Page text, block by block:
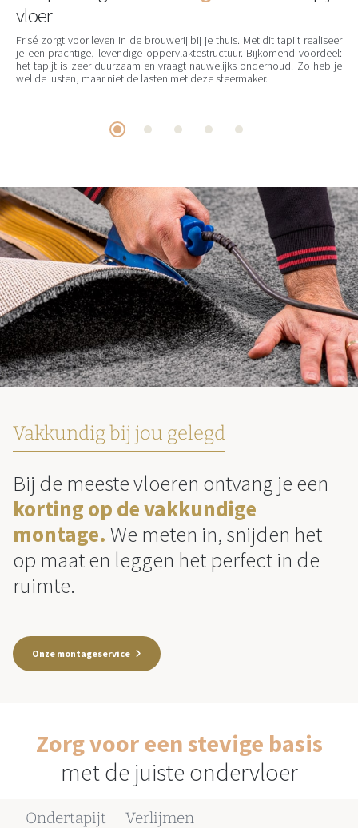
vloer
Frisé zorgt voor leven in de brouwerij bij je thuis. Met dit tapijt realiseer
je een prachtige, levendige oppervlaktestructuur. Bijkomend voordeel:
het tapijt is zeer duurzaam en vraagt nauwelijks onderhoud. Zo heb je
wel de lusten, maar niet de lasten met deze sfeermaker.
Vakkundig bij jou gelegd
Bij de meeste vloeren ontvang je een
korting op de vakkundige
montage. We meten in, snijden het
op maat en leggen het perfect in de
ruimte.
Onze montageservice
Zorg voor een stevige basis
met de juiste ondervloer
Ondertapijt Verlijmen